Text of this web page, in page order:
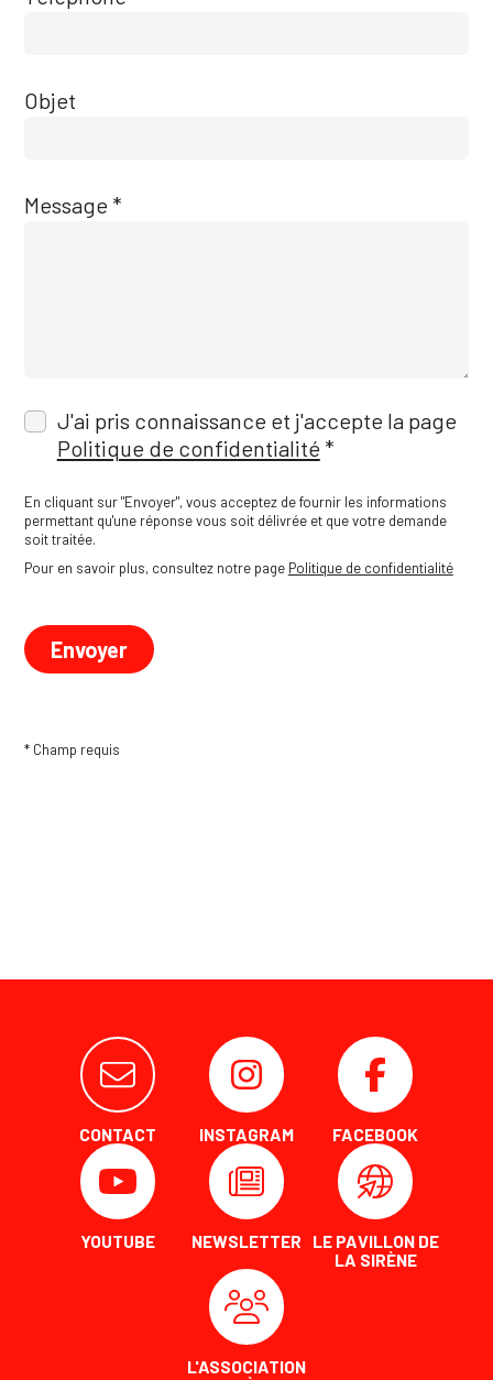
Objet
Message
J'ai pris connaissance et j'accepte la page
Politique de confidentialité
En cliquant sur "Envoyer", vous acceptez de fournir les informations
permettant qu'une réponse vous soit délivrée et que votre demande
soit traitée.
Pour en savoir plus, consultez notre page Politique de confidentialité
* Champ requis
CONTACT INSTAGRAM FACEBOOK
YOUTUBE NEWSLETTER
LE PAVILLON DE
LA SIRÈNE
L'ASSOCIATION